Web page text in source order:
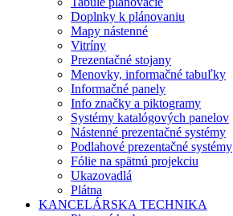
Doplnky k plánovaniu
Mapy nástenné
Vitríny
Prezentačné stojany
Menovky, informačné tabuľky
Informačné panely
Info značky a piktogramy
Systémy katalógových panelov
Nástenné prezentačné systémy
Podlahové prezentačné systémy
Fólie na spätnú projekciu
Ukazovadlá
Plátna
KANCELÁRSKA TECHNIKA